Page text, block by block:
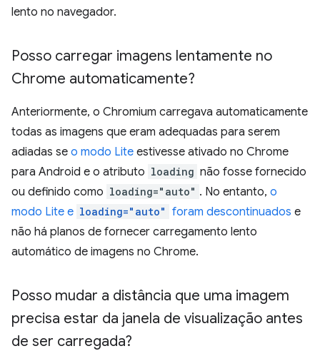
lento no navegador.
Posso carregar imagens lentamente no
Chrome automaticamente?
Anteriormente, o Chromium carregava automaticamente
todas as imagens que eram adequadas para serem
adiadas se o modo Lite estivesse ativado no Chrome
para Android e o atributo loading não fosse fornecido
ou definido como loading="auto" . No entanto, o
modo Lite e loading="auto" foram descontinuados e
não há planos de fornecer carregamento lento
automático de imagens no Chrome.
Posso mudar a distância que uma imagem
precisa estar da janela de visualização antes
de ser carregada?